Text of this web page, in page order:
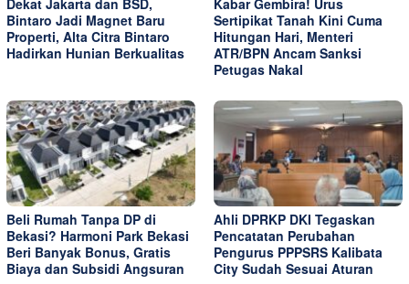
Bintaro Jadi Magnet Baru
Properti, Alta Citra Bintaro
Hadirkan Hunian Berkualitas
Sertipikat Tanah Kini Cuma
Hitungan Hari, Menteri
ATR/BPN Ancam Sanksi
Petugas Nakal
Beli Rumah Tanpa DP di
Bekasi? Harmoni Park Bekasi
Beri Banyak Bonus, Gratis
Biaya dan Subsidi Angsuran
Ahli DPRKP DKI Tegaskan
Pencatatan Perubahan
Pengurus PPPSRS Kalibata
City Sudah Sesuai Aturan